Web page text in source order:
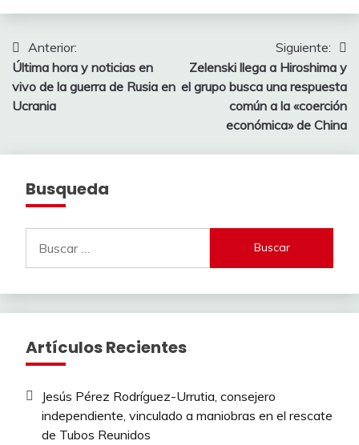
Navegación
de
entradas
Anterior:
Última hora y noticias en
vivo de la guerra de Rusia en
Ucrania
Siguiente:
Zelenski llega a Hiroshima y
el grupo busca una respuesta
común a la «coerción
económica» de China
Busqueda
Artículos Recientes
Jesús Pérez Rodríguez-Urrutia, consejero
independiente, vinculado a maniobras en el rescate
de Tubos Reunidos